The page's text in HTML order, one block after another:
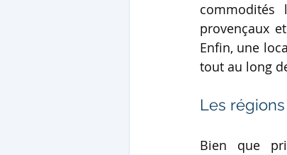
commodités
provençaux
Enfin, une
tout au long
Les
Bien que